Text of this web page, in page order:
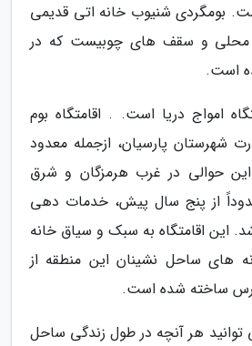
بومگردی شنیوب خانه اتی قدیمی
محلی و سقف های چوبیست که در
است.
امواج دریا است. . اقامتگاه بوم
شهرستان پارسیان، ازجمله معدود
حوالی در غرب هرمزگان و شرق
از پنج سال پیش، خدمات دهی
این اقامتگاه به سبک و سیاق خانه
های ساحل نشینان این منطقه از
ساخته شده است.
توانید هر آنچه در طول زندگی ساحل